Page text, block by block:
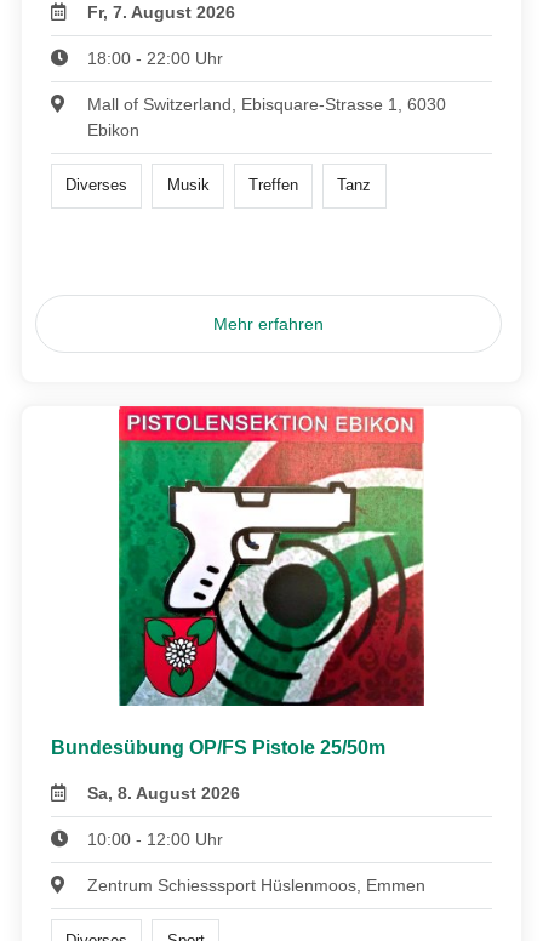
Fr, 7. August 2026
18:00 - 22:00 Uhr
Mall of Switzerland, Ebisquare-Strasse 1, 6030
Ebikon
Diverses Musik Treffen Tanz
Mehr erfahren
Bundesübung OP/FS Pistole 25/50m
Sa, 8. August 2026
10:00 - 12:00 Uhr
Zentrum Schiesssport Hüslenmoos, Emmen